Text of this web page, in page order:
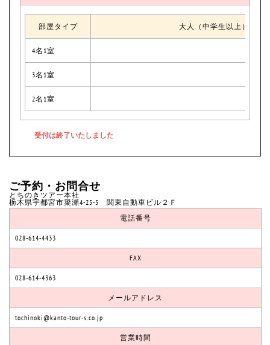
部屋タイプ 大人（中学生以上）
4名1室
3名1室
2名1室
ご予約・お問合せ
とちのきツアー本社
栃木県宇都宮市簗瀬4-25-5 関東自動車ビル２Ｆ
電話番号
028-614-4433
FAX
028-614-4363
メールアドレス
tochinoki@kanto-tour-s.co.jp
営業時間